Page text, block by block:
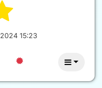
15:23